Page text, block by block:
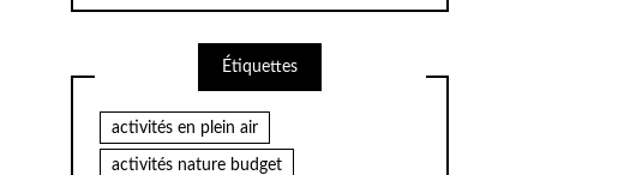
Étiquettes
activités en plein air
activités nature budget